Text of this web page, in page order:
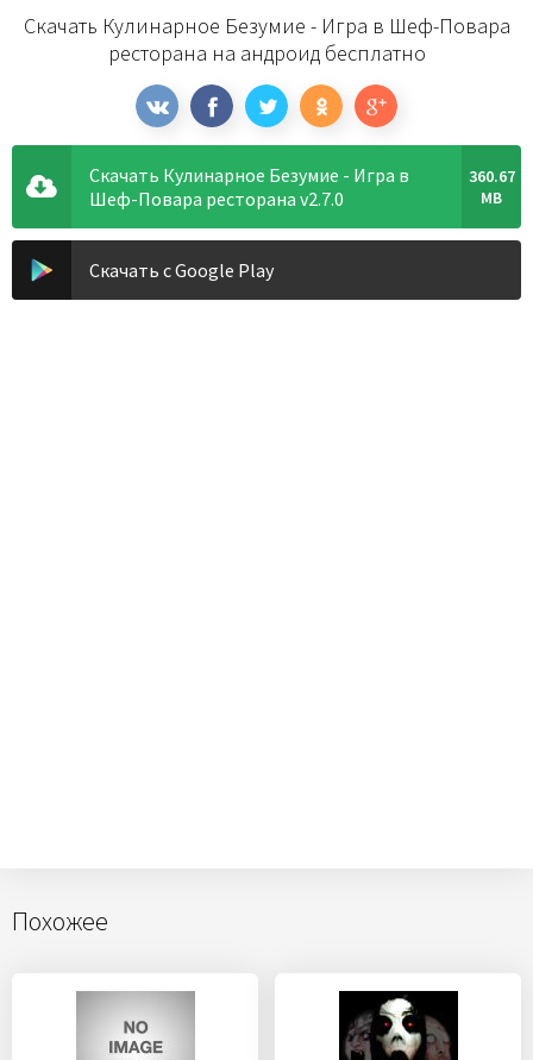
Скачать Кулинарное Безумие - Игра в Шеф-Повара
ресторана на андроид бесплатно
Скачать Кулинарное Безумие - Игра в
Шеф-Повара ресторана v2.7.0
360.67
MB
Скачать с Google Play
Похожее